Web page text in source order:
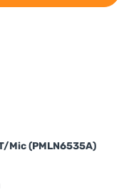
Mic (PMLN6535A)